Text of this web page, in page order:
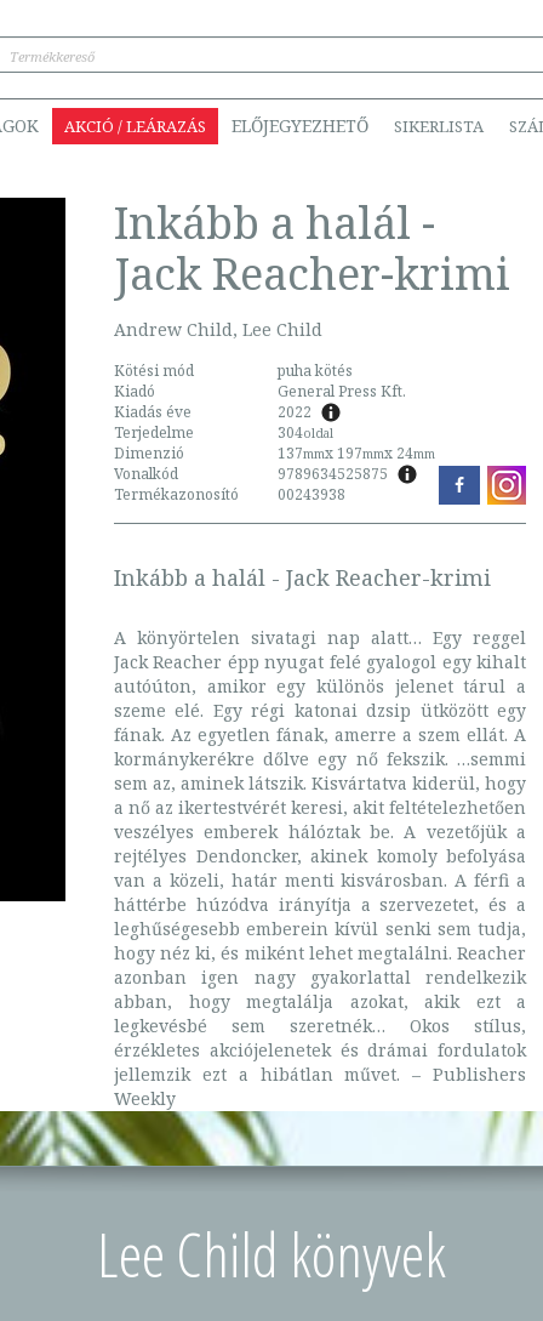
AKCIÓ / LEÁRAZÁS ELŐJEGYEZHETŐ SIKERLISTA
Inkább a halál -
Jack Reacher-krimi
Andrew Child, Lee Child
Kötési mód
puha kötés
Kiadó
General Press Kft.
Kiadás éve
2022
Terjedelme
304oldal
Dimenzió 137mmx 197mmx 24mm
Vonalkód
9789634525875
Termékazonosító
00243938
Inkább a halál - Jack Reacher-krimi
A könyörtelen sivatagi nap alatt… Egy reggel
Jack Reacher épp nyugat felé gyalogol egy kihalt
autóúton, amikor egy különös jelenet tárul a
szeme elé. Egy régi katonai dzsip ütközött egy
fának. Az egyetlen fának, amerre a szem ellát. A
kormánykerékre dőlve egy nő fekszik. …semmi
sem az, aminek látszik. Kisvártatva kiderül, hogy
a nő az ikertestvérét keresi, akit feltételezhetően
veszélyes emberek hálóztak be. A vezetőjük a
rejtélyes Dendoncker, akinek komoly befolyása
van a közeli, határ menti kisvárosban. A férfi a
háttérbe húzódva irányítja a szervezetet, és a
leghűségesebb emberein kívül senki sem tudja,
hogy néz ki, és miként lehet megtalálni. Reacher
azonban igen nagy gyakorlattal rendelkezik
abban, hogy megtalálja azokat, akik ezt a
legkevésbé sem szeretnék… Okos stílus,
érzékletes akciójelenetek és drámai fordulatok
jellemzik ezt a hibátlan művet. – Publishers
Weekly
Lee Child könyvek